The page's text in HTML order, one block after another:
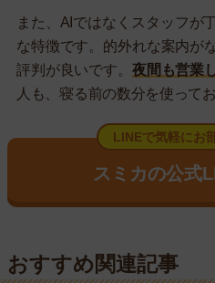
また、AIではなくスタッフが
な特徴です。的外れな案内が
評判が良いです。 夜間も営業
人も、寝る前の数分を使って
LINEで気軽にお
スミカの公式
おすすめ関連記事